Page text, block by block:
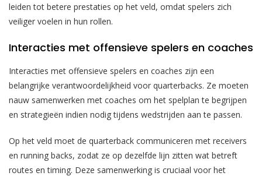
leiden tot betere prestaties op het veld, omdat spelers zich
veiliger voelen in hun rollen.
Interacties met offensieve spelers en coaches
Interacties met offensieve spelers en coaches zijn een
belangrijke verantwoordelijkheid voor quarterbacks. Ze moeten
nauw samenwerken met coaches om het spelplan te begrijpen
en strategieën indien nodig tijdens wedstrijden aan te passen.
Op het veld moet de quarterback communiceren met receivers
en running backs, zodat ze op dezelfde lijn zitten wat betreft
routes en timing. Deze samenwerking is cruciaal voor het